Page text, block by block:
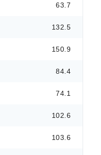
63.7
132.5
150.9
84.4
74.1
102.6
103.6